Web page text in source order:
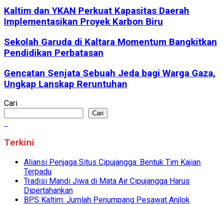
Kaltim dan YKAN Perkuat Kapasitas Daerah
Implementasikan Proyek Karbon Biru
Sekolah Garuda di Kaltara Momentum Bangkitkan
Pendidikan Perbatasan
Gencatan Senjata Sebuah Jeda bagi Warga Gaza,
Ungkap Lanskap Reruntuhan
Cari
Cari
Terkini
Aliansi Penjaga Situs Cipujangga: Bentuk Tim Kajian
Terpadu
Tradisi Mandi Jiwa di Mata Air Cipujangga Harus
Dipertahankan
BPS Kaltim: Jumlah Penumpang Pesawat Anjlok